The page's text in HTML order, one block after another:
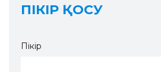
ПІКІР ҚОСУ
Пікір